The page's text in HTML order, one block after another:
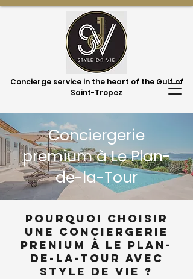
Concierge service in the heart of the Gulf of
Saint-Tropez
Conciergerie
premium à Le Plan-
de-la-Tour
Pourquoi choisir
une conciergerie
prenium à Le Plan-
de-la-Tour avec
Style de Vie ?